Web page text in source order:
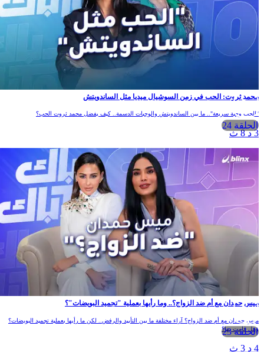
الحلقة 24
محمد ثروت: الحب في زمن السوشيال ميديا مثل الساندويتش
"الحب وجبة سريعة".. ما بين الساندويتش والوجبات الدسمة.. كيف يفضل محمد ثروت الحب؟
الحلقة 23
ميس حمدان مع أم ضد الزواج؟.. وما رأيها بعملية "تجميد البويضات"؟
ميس حمدان مع أم ضد الزواج؟ آراء مختلفة ما بين التأييد والرفض.. لكن ما رأيها بعملية تجميد البويضات؟
وهل قامت بها؟